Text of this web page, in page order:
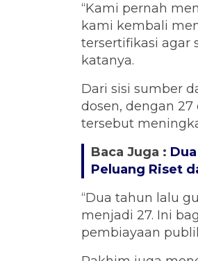
“Kami pernah
kami kembali
tersertifikasi agar
katanya.
Dari sisi sumber
dosen, dengan
tersebut
Baca Juga :
Peluang Riset
“Dua tahun lalu
menjadi 27. Ini
pembiayaan